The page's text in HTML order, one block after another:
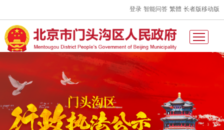
登录 智能问答 繁體 长者版移动版